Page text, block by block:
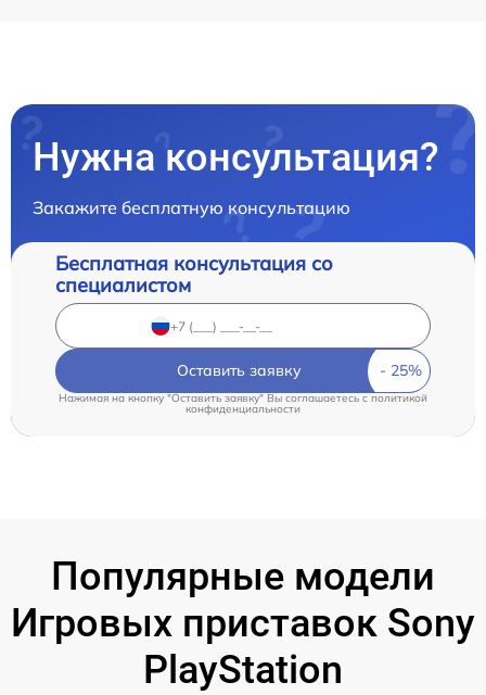
Нужна консультация?
Закажите бесплатную консультацию
Бесплатная консультация со
специалистом
Оставить заявку
Нажимая на кнопку "Оставить заявку" Вы соглашаетесь cполитикой
конфиденциальности
Популярные модели
Игровых приставок Sony
PlayStation